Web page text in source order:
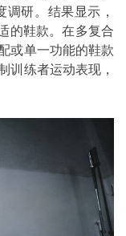
调研。结果显示，
的鞋款。在多复合
或单一功能的鞋款
训练者运动表现，